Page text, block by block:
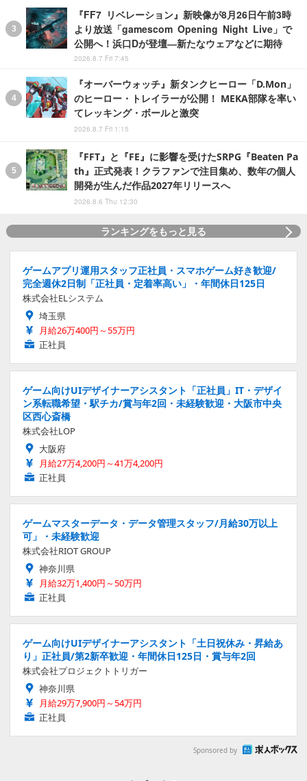
『FF7 リベレーション』新映像が8月26日午前3時
より放送「gamescom Opening Night Live」で
公開へ！浜口Dが登壇―新たなウェアなどに期待
2026.8.7 Fri 7:45
『オーバーウォッチ』新タンクヒーロー「D.Mon」
のヒーロー・トレイラーが公開！ MEKA部隊を率い
てレッキング・ボールと激突
2026.8.7 Fri 1:15
『FFT』と『FE』に影響を受けたSRPG『Beaten Pa
th』正式発表！クラファンで注目集め、数年の個人
開発が生んだ作品2027年リリースへ
2026.8.6 Thu 12:30
ランキングをもっと見る
ゲームアプリ運用スタッフ正社員・スマホゲーム好き歓迎/
完全週休2日制「正社員・定着率高い」・年間休日125日
株式会社ELシステム
埼玉県
月給26万400円～55万円
正社員
ゲーム向けUIデザイナーアシスタント「正社員」IT・デザイ
ン系転職希望・駅チカ/賞与年2回・未経験歓迎・大阪市中央
区西心斎橋
株式会社LOP
大阪府
月給27万4,200円～41万4,200円
正社員
ゲームマスターデータ・データ管理スタッフ/月給30万以上
可」・未経験歓迎
株式会社RIOT GROUP
神奈川県
月給32万1,400円～50万円
正社員
ゲーム向けUIデザイナーアシスタント「土日祝休み・昇給あ
り」正社員/第2新卒歓迎・年間休日125日・賞与年2回
株式会社プロジェクトトリガー
神奈川県
月給29万7,900円～54万円
正社員
Sponsored by